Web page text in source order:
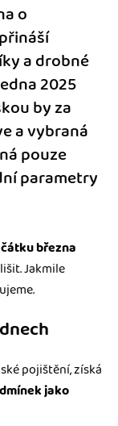
o
a drobné
2025
by za
a vybraná
pouze
parametry
března
Jakmile
pojištění, získá
jako